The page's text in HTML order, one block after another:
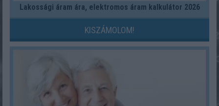
Lakossági áram ára, elektromos áram kalkulátor 2026
KISZÁMOLOM!